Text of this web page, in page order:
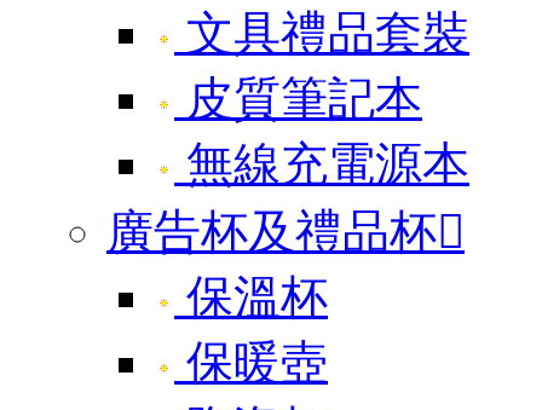
文具禮品套裝
皮質筆記本
無線充電源本
廣告杯及禮品杯
保溫杯
保暖壺